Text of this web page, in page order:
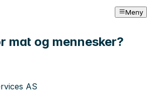
Meny
mat og mennesker?
AS